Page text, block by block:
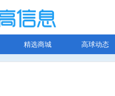
精选商城 高球动态